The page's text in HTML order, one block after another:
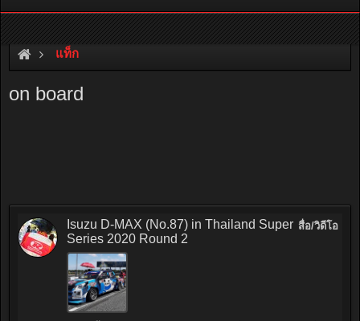
หรืออ่านรายละเอียดเพิ่มเติม คลิกที่นี่
แท็ก
on board
สื่อ/วิดีโอ
Isuzu D-MAX (No.87) in Thailand Super
Series 2020 Round 2